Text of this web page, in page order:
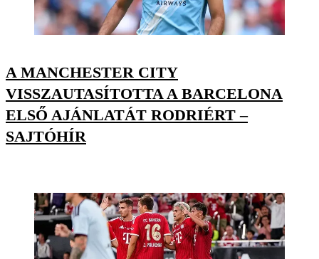
A MANCHESTER CITY
VISSZAUTASÍTOTTA A BARCELONA
ELSŐ AJÁNLATÁT RODRIÉRT –
SAJTÓHÍR